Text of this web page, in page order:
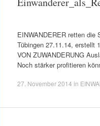
EINWANDERER retten
Tübingen 27.11.14, erstellt
VON ZUWANDERUNG
Noch stärker profitieren
27. November 2014 in